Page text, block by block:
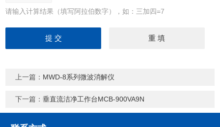
请输入计算结果（填写阿拉伯数字），如：三加四=7
上一篇： MWD-8系列微波消解仪
下一篇：垂直流洁净工作台MCB-900VA9N